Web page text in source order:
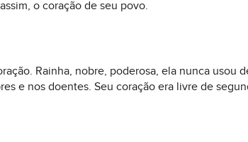
o coração de seu povo.
Rainha, nobre, poderosa, ela nunca usou
e nos doentes. Seu coração era livre de